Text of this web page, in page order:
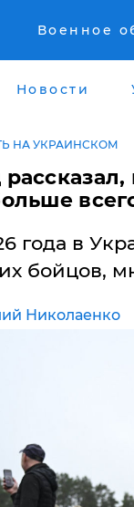
Военное
Новости
НА УКРАИНСКОМ
года в
бойцов,
Николаенко